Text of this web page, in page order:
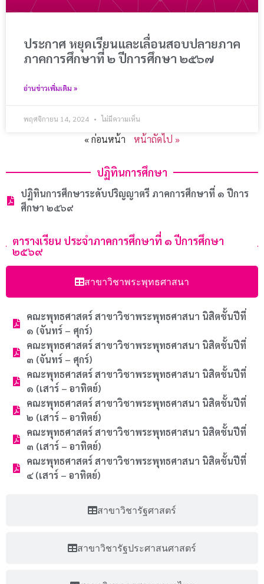
ประกาศ หยุดเรียนและเลื่อนสอบปลายภาค
ภาคการศึกษาที่ ๒ ปีการศึกษา ๒๕๖๗
อ่านข่าวเพิ่มเติม »
พฤศจิกายน 14, 2024 ไม่มีความเห็น
« ก่อนหน้า หน้าถัดไป »
ปฏิทินการศึกษา
ปฏิทินการศึกษาระดับปริญญาตรี ภาคการศึกษาที่ ๑ ปีการ
ศึกษา ๒๕๖๙
ตารางเรียน ประจำภาคการศึกษาที่ ๑ ปีการศึกษา
๒๕๖๙
สาขาวิชาพระพุทธศาสนา
สาขาวิชารัฐศาสตร์
สาขาวิชารัฐประศาสนศาสตร์
คณะพุทธศาสตร์ สาขาวิชาพระพุทธศาสนา นิสิตชั้นปีที่
๑ (จันทร์ – ศุกร์)
คณะพุทธศาสตร์ สาขาวิชาพระพุทธศาสนา นิสิตชั้นปีที่
๓ (จันทร์ – ศุกร์)
คณะพุทธศาสตร์ สาขาวิชาพระพุทธศาสนา นิสิตชั้นปีที่
๑ (เสาร์ – อาทิตย์)
คณะพุทธศาสตร์ สาขาวิชาพระพุทธศาสนา นิสิตชั้นปีที่
๒ (เสาร์ – อาทิตย์)
คณะพุทธศาสตร์ สาขาวิชาพระพุทธศาสนา นิสิตชั้นปีที่
๓ (เสาร์ – อาทิตย์)
คณะพุทธศาสตร์ สาขาวิชาพระพุทธศาสนา นิสิตชั้นปีที่
๔ (เสาร์ – อาทิตย์)